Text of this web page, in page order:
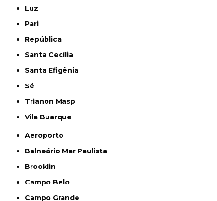
Luz
Pari
República
Santa Cecília
Santa Efigênia
Sé
Trianon Masp
Vila Buarque
Aeroporto
Balneário Mar Paulista
Brooklin
Campo Belo
Campo Grande